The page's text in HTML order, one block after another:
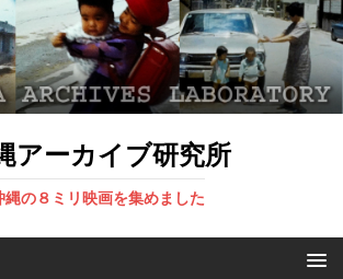
アーカイブ研究所
縄の８ミリ映画を集めました